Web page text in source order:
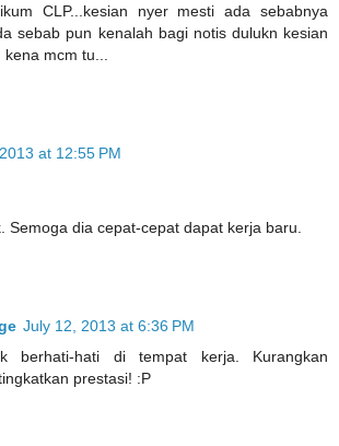
CLP...kesian nyer mesti ada sebabnya
sebab pun kenalah bagi notis dulukn kesian
mcm tu...
at 12:55 PM
Semoga dia cepat-cepat dapat kerja baru.
July 12, 2013 at 6:36 PM
berhati-hati di tempat kerja. Kurangkan
prestasi! :P